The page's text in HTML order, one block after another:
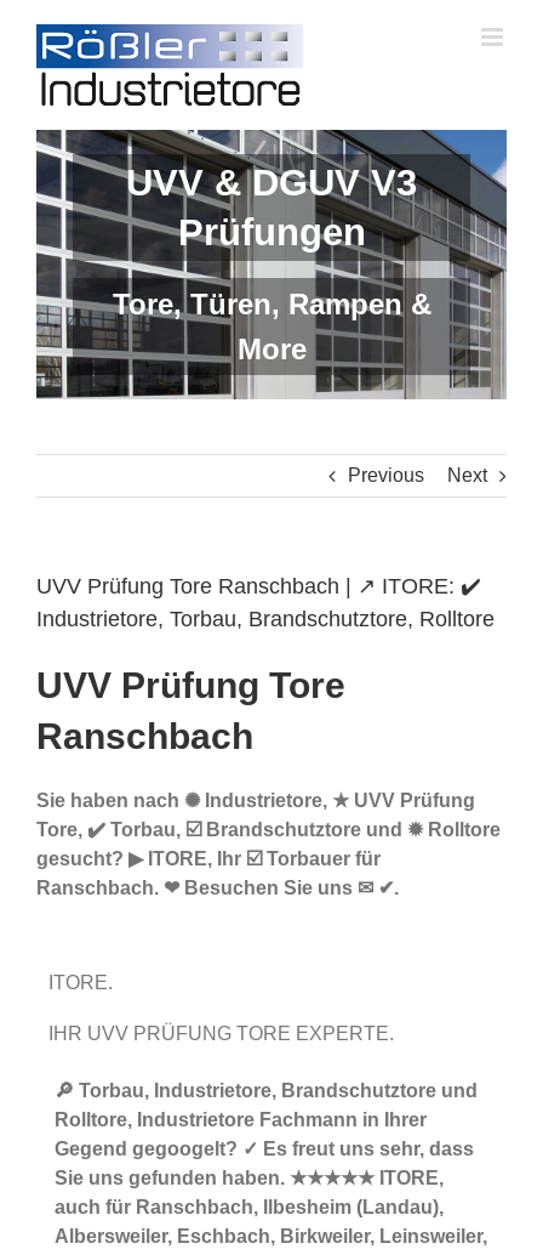
content
UVV & DGUV V3
Prüfungen
Tore, Türen, Rampen &
More
Previous Next
UVV Prüfung Tore Ranschbach | ↗️ ITORE: ✔️
Industrietore, Torbau, Brandschutztore, Rolltore
UVV Prüfung Tore
Ranschbach
Sie haben nach ✺ Industrietore, ★ UVV Prüfung
Tore, ✔️ Torbau, ☑️ Brandschutztore und ✹ Rolltore
gesucht? ▶︎ ITORE, Ihr ☑️ Torbauer für
Ranschbach. ❤ Besuchen Sie uns ✉ ✔.
ITORE.
IHR UVV PRÜFUNG TORE EXPERTE.
🔎 Torbau, Industrietore, Brandschutztore und
Rolltore, Industrietore Fachmann in Ihrer
Gegend gegoogelt? ✓ Es freut uns sehr, dass
Sie uns gefunden haben. ★★★★★ ITORE,
auch für Ranschbach, Ilbesheim (Landau),
Albersweiler, Eschbach, Birkweiler, Leinsweiler,